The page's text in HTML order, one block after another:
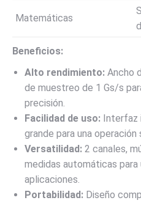
Matemáticas
Beneficios:
Alto rendimiento: Ancho
de muestreo de 1 Gs/s
precisión.
Facilidad de uso: Interfaz
grande para una operación
Versatilidad: 2 canales,
medidas automáticas para
aplicaciones.
Portabilidad: Diseño